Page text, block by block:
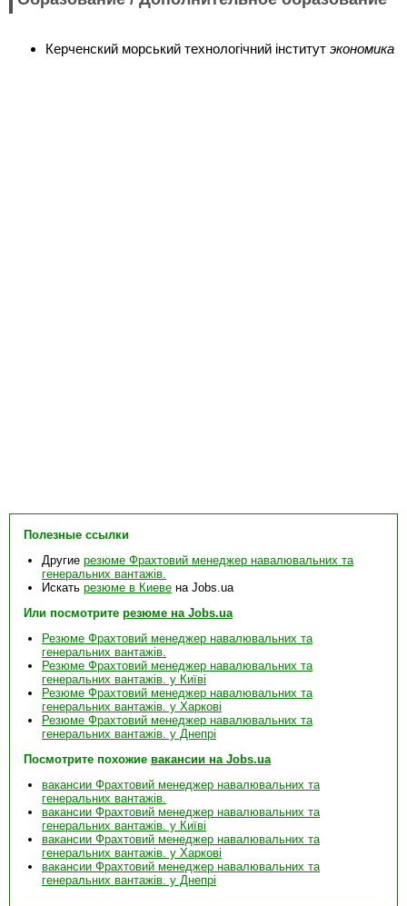
Керченский морський технологічний інститут экономика
Полезные ссылки
Другие резюме Фрахтовий менеджер навалювальних та
генеральних вантажів.
Искать резюме в Киеве на Jobs.ua
Или посмотрите резюме на Jobs.ua
Резюме Фрахтовий менеджер навалювальних та
генеральних вантажів.
Резюме Фрахтовий менеджер навалювальних та
генеральних вантажів. у Київі
Резюме Фрахтовий менеджер навалювальних та
генеральних вантажів. у Харкові
Резюме Фрахтовий менеджер навалювальних та
генеральних вантажів. у Днепрі
Посмотрите похожие вакансии на Jobs.ua
вакансии Фрахтовий менеджер навалювальних та
генеральних вантажів.
вакансии Фрахтовий менеджер навалювальних та
генеральних вантажів. у Київі
вакансии Фрахтовий менеджер навалювальних та
генеральних вантажів. у Харкові
вакансии Фрахтовий менеджер навалювальних та
генеральних вантажів. у Днепрі